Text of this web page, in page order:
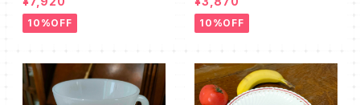
10%OFF
サー（FKFW0002）
10%OFF